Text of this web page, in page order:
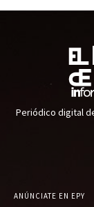
Periódico digital
ANÚNCIATE EN EPY